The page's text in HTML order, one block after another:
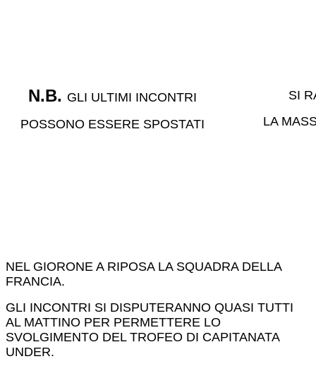
N.B. GLI ULTIMI INCONTRI
POSSONO ESSERE SPOSTATI
SI
LA
NEL GIORONE A RIPOSA LA SQUADRA DELLA
FRANCIA.
GLI INCONTRI SI DISPUTERANNO QUASI TUTTI
AL MATTINO PER PERMETTERE LO
SVOLGIMENTO DEL TROFEO DI CAPITANATA
UNDER.